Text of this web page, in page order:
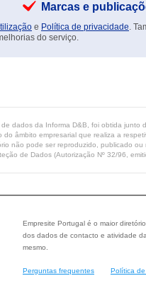
Marcas e
e Política de privacidade.
do serviço.
dados da Informa D&B, foi obtida
âmbito empresarial que realiza a
não pode ser reproduzido, publicado
de Dados (Autorização Nº 32/96,
Empresite Portugal é o maior
dos dados de contacto e atividade
mesmo.
Perguntas frequentes Política